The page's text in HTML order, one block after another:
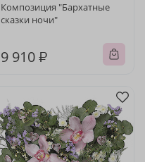
Композиция "Бархатные
сказки ночи"
9 910 ₽